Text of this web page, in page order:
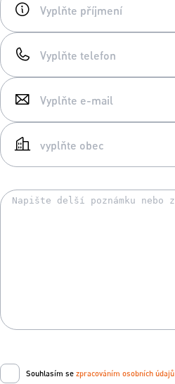
Souhlasím se zpracováním osobních údajů